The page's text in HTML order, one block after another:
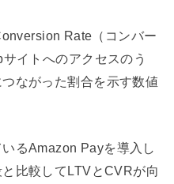
Rate（コンバー
イトへのアクセスのう
ながった割合を示す数値
るAmazon Payを導入し
比較してLTVとCVRが向